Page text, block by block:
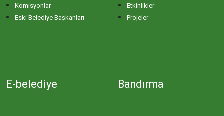
Komisyonlar
Eski Belediye Başkanları
Etkinlikler
Projeler
E-belediye Bandırma